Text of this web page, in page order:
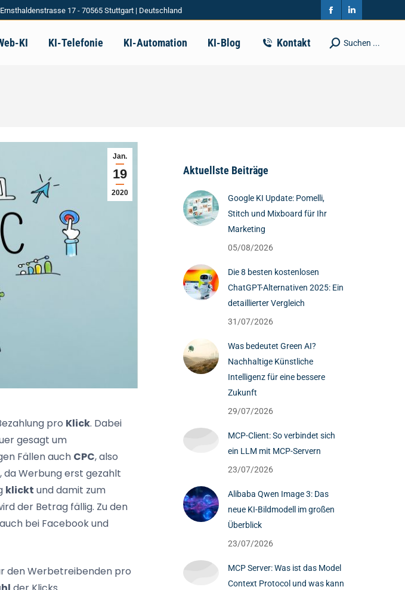
Ernsthaldenstrasse 17 - 70565 Stuttgart | Deutschland
Facebook
page
Linkedin
page
KI KI-Telefonie KI-Automation KI-Blog Kontakt Search:
Suchen ...
Jan.
19
2020
pro Klick. Dabei
gesagt um
Fällen auch CPC, also
da Werbung erst gezahlt
klickt und damit zum
der Betrag fällig. Zu den
bei Facebook und
den Werbetreibenden pro
Aktuellste Beiträge
Google KI Update: Pomelli,
Stitch und Mixboard für Ihr
Marketing
05/08/2026
Die 8 besten kostenlosen
ChatGPT-Alternativen 2025: Ein
detaillierter Vergleich
31/07/2026
Was bedeutet Green AI?
Nachhaltige Künstliche
Intelligenz für eine bessere
Zukunft
29/07/2026
MCP-Client: So verbindet sich
ein LLM mit MCP-Servern
23/07/2026
Alibaba Qwen Image 3: Das
neue KI-Bildmodell im großen
Überblick
23/07/2026
MCP Server: Was ist das Model
Context Protocol und was kann
in
new
in